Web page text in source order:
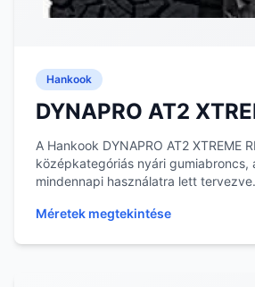
Hankook
DYNAPRO AT2
A Hankook DYNAPRO AT2 XTREME
középkategóriás nyári gumiabroncs,
mindennapi használatra lett
Méretek megtekintése